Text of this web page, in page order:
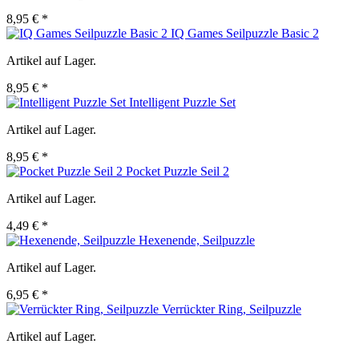
8,95 € *
IQ Games Seilpuzzle Basic 2
Artikel auf Lager.
8,95 € *
Intelligent Puzzle Set
Artikel auf Lager.
8,95 € *
Pocket Puzzle Seil 2
Artikel auf Lager.
4,49 € *
Hexenende, Seilpuzzle
Artikel auf Lager.
6,95 € *
Verrückter Ring, Seilpuzzle
Artikel auf Lager.